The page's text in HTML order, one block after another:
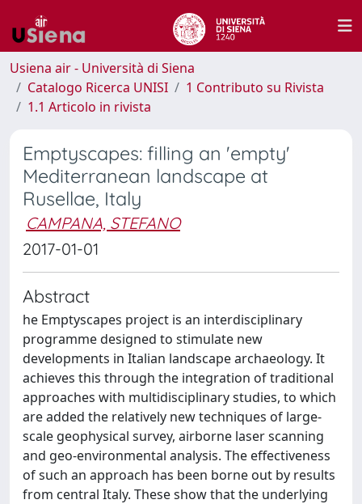
Usiena air - Università di Siena
Catalogo Ricerca UNISI
1 Contributo su Rivista
1.1 Articolo in rivista
Emptyscapes: filling an 'empty'
Mediterranean landscape at
Rusellae, Italy
CAMPANA, STEFANO
2017-01-01
Abstract
he Emptyscapes project is an interdisciplinary
programme designed to stimulate new
developments in Italian landscape archaeology. It
achieves this through the integration of traditional
approaches with multidisciplinary studies, to which
are added the relatively new techniques of large-
scale geophysical survey, airborne laser scanning
and geo-environmental analysis. The effectiveness
of such an approach has been borne out by results
from central Italy. These show that the underlying